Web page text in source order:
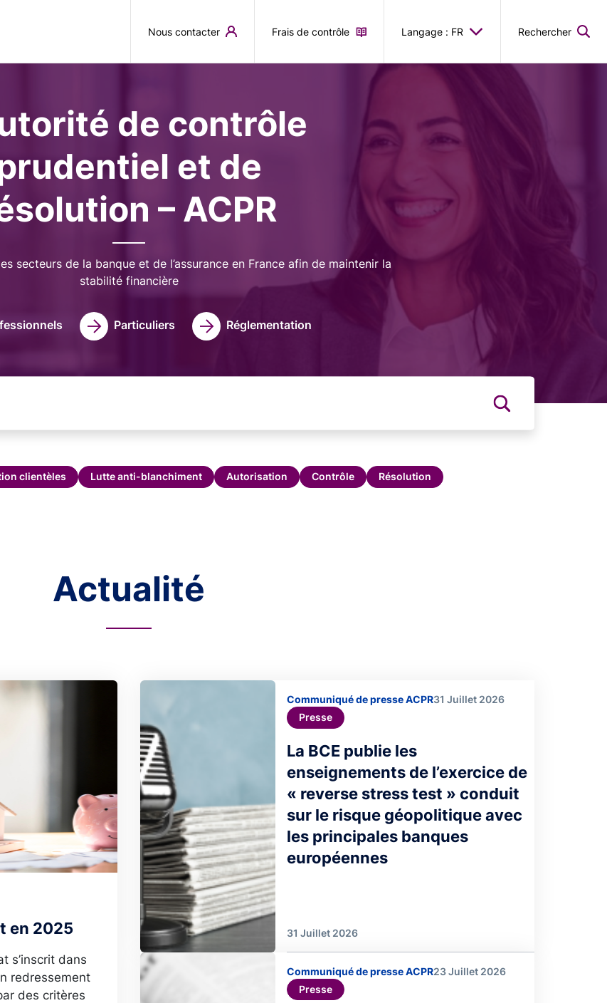
Nous contacter Frais de contrôle Langage : FR Rechercher
de contrôle
et de
– ACPR
secteurs de la banque et de l’assurance en France afin de maintenir la
stabilité financière
Particuliers Réglementation
clientèles Lutte anti-blanchiment Autorisation Contrôle Résolution
Actualité
en 2025
s’inscrit dans
redressement
des critères
Image
Communiqué de presse ACPR31 Juillet 2026
Presse
La BCE publie les
enseignements de l’exercice de
« reverse stress test » conduit
sur le risque géopolitique avec
les principales banques
européennes
31 Juillet 2026
Image
Communiqué de presse ACPR23 Juillet 2026
Presse